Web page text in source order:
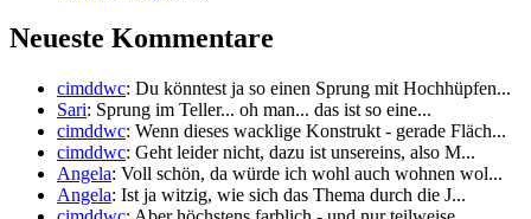
Neueste Kommentare
cimddwc: Du könntest ja so einen Sprung mit Hochhüpfen...
Sari: Sprung im Teller... oh man... das ist so eine...
cimddwc: Wenn dieses wacklige Konstrukt - gerade Fläch...
cimddwc: Geht leider nicht, dazu ist unsereins, also M...
Angela: Voll schön, da würde ich wohl auch wohnen wol...
Angela: Ist ja witzig, wie sich das Thema durch die J...